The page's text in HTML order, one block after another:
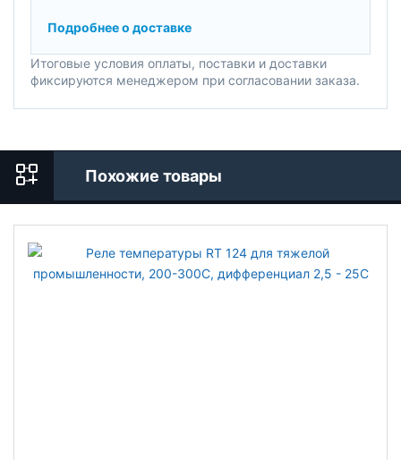
Подробнее о доставке
Итоговые условия оплаты, поставки и доставки
фиксируются менеджером при согласовании заказа.
Похожие товары